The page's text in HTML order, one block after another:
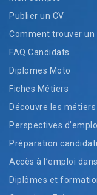
Publier un CV
Comment trouver un
FAQ Candidats
Diplomes Moto
Fiches Métiers
Découvre les métiers
Perspectives
Préparation
Accès à l’emploi
Diplômes et